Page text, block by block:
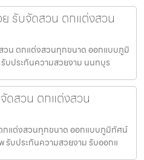
รับจัดสวน ตกแต่งสวน
วน ตกแต่งสวนทุกขนาด ออกแบบภูมิ
บประกันความสวยงาม นนทบุร
ดสวน ตกแต่งสวน
กแต่งสวนทุกขนาด ออกแบบภูมิทัศน์
รับประกันความสวยงาม รับออกแ